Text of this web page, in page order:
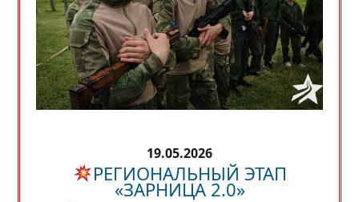
19.05.2026
РЕГИОНАЛЬНЫЙ ЭТАП
«ЗАРНИЦА 2.0»